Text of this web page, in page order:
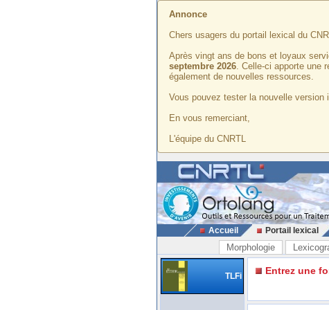
Annonce
Chers usagers du portail lexical du
Après vingt ans de bons et loyaux
septembre 2026. Celle-ci apporte une
également de nouvelles ressources.
Vous pouvez tester la nouvelle version
En vous remerciant,
L'équipe du CNRTL
Accueil Portail lexical
Morphologie
TLFi Entrez une